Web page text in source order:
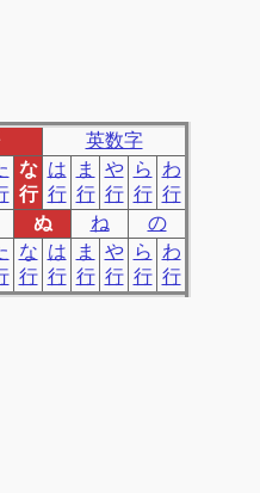
英数字
な
行
は
行
ま
行
や
行
ら
行
わ
行
ぬ ね
の
な
行
は
行
ま
行
や
行
ら
行
わ
行